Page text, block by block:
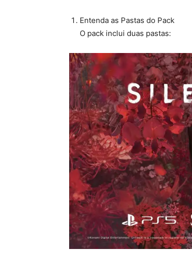
Entenda as Pastas do Pack
O pack inclui duas pastas: